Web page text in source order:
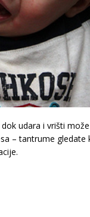
udara i vrišti
– tantrume